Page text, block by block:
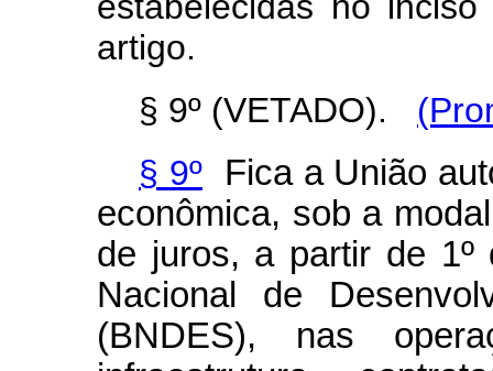
artigo.
§ 9º (VETADO).
§ 9ºFica a União
econômica, sob a
de juros, a partir de 1º
Nacional de
(BNDES), nas